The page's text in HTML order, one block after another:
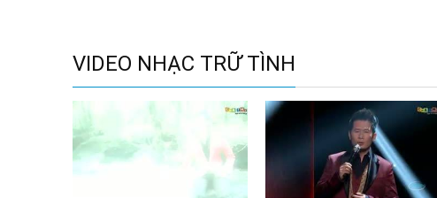
VIDEO NHẠC TRỮ TÌNH